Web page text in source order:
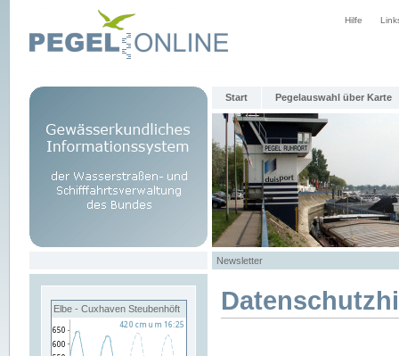
Hilfe
Start Pegelauswahl über Karte
Newsletter
Elbe - Cuxhaven Steubenhöft